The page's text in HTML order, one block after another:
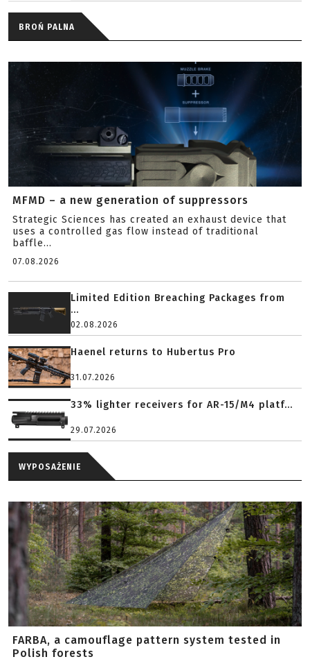
BROŃ PALNA
MFMD – a new generation of suppressors
Strategic Sciences has created an exhaust device that
uses a controlled gas flow instead of traditional
baffle...
07.08.2026
Limited Edition Breaching Packages from
...
02.08.2026
Haenel returns to Hubertus Pro
31.07.2026
33% lighter receivers for AR-15/M4 platf...
29.07.2026
WYPOSAŻENIE
FARBA, a camouflage pattern system tested in
Polish forests